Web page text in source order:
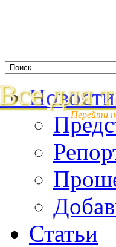
для
Перейти
Новости
Статьи